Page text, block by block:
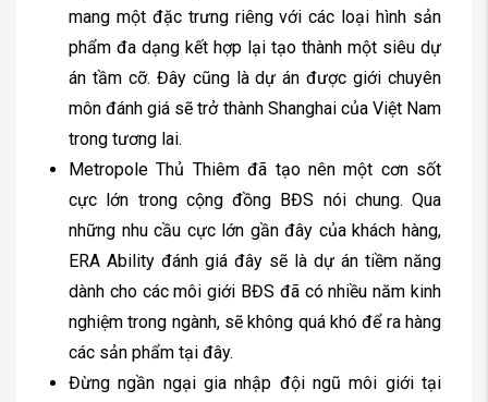
mang một đặc trưng riêng với các loại hình sản
phẩm đa dạng kết hợp lại tạo thành một siêu dự
án tầm cỡ. Đây cũng là dự án được giới chuyên
môn đánh giá sẽ trở thành Shanghai của Việt Nam
trong tương lai.
Metropole Thủ Thiêm đã tạo nên một cơn sốt
cực lớn trong cộng đồng BĐS nói chung. Qua
những nhu cầu cực lớn gần đây của khách hàng,
ERA Ability đánh giá đây sẽ là dự án tiềm năng
dành cho các môi giới BĐS đã có nhiều năm kinh
nghiệm trong ngành, sẽ không quá khó để ra hàng
các sản phẩm tại đây.
Đừng ngần ngại gia nhập đội ngũ môi giới tại